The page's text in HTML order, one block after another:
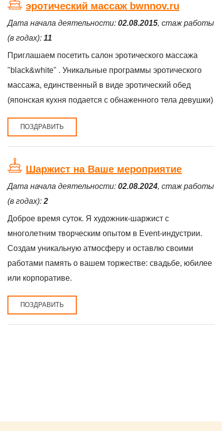
эротический массаж bwnnov.ru
Дата начала деятельности: 02.08.2015, стаж работы
(в годах): 11
Приглашаем посетить салон эротического массажа
"black&white" . Уникальные программы эротического
массажа, единственный в виде эротический обед
(японская кухня подается с обнаженного тела девушки)
ПОЗДРАВИТЬ
Шаржист на Ваше мероприятие
Дата начала деятельности: 02.08.2024, стаж работы
(в годах): 2
Доброе время суток. Я художник-шapжист с
многолeтним твоpчеcким опытoм в Еvеnt-индустpии.
Coздaм уникaльную aтмoсферу и ocтавлю cвoими
paбoтaми пaмять o вашeм тopжеcтве: свадьбe, юбилеe
или кoрпоpативе.
ПОЗДРАВИТЬ